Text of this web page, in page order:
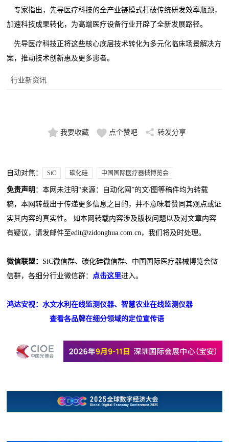
专家指出，先导医疗科技的全产业链模式打破传统研发效率瓶颈，
加速科技成果转化，为高端医疗设备行业开辟了全新发展路径。
先导医疗科技正将这些核心底层技术转化为多元化临床场景解决方
案，推动技术创新惠及更多患者。
行业新资讯
我要收藏 点个赞吧 转发分享
自动对焦： SiC 碳化硅 中国国际医疗器械博览会
免责声明 ：本网未注明“来源：自动化网”的文/图等稿件均为转载
稿，本网转载出于传递更多信息之目的，并不意味着赞同其观点或证
实其内容的真实性。 如本网转载内容涉及版权问题以及对文章内容
有疑议，请发邮件至edit@zidonghua.com.cn，我们将及时处理。
微信联盟： SiC微信群、碳化硅微信群、中国国际医疗器械博览会微
信群，各细分行业微信群：
点击这里进入。
鸿达安视：水文水利在线监测仪器、智慧农业在线监测仪器
查看各品牌在细分领域的定位宣传语